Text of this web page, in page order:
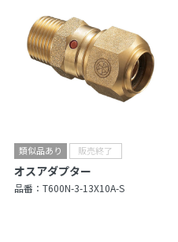
オスアダプター
品番： T600N-3-13X10A-S